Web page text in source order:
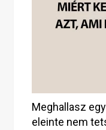
Meghallasz
eleinte nem